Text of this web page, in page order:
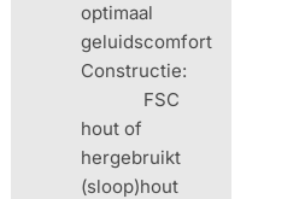
optimaal
geluidscomfort
Constructie:
FSC
hout of
hergebruikt
(sloop)hout